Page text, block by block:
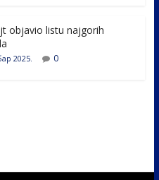
objavio listu najgorih
2025. 0